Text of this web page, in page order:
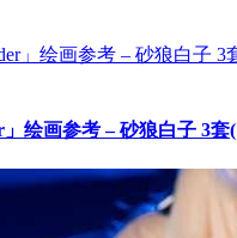
」绘画参考 – 砂狼白子 3套